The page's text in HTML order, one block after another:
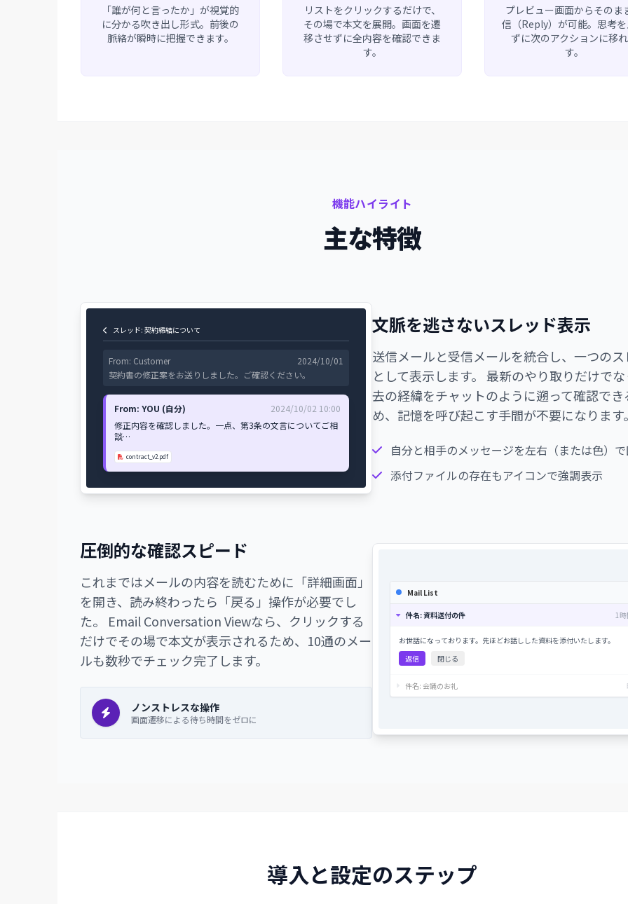
「誰が何と言ったか」が視覚的
に分かる吹き出し形式。前後の
脈絡が瞬時に把握できます。
リストをクリックするだけで、
その場で本文を展開。画面を遷
移させずに全内容を確認できま
す。
プレビュー画面からそのま
信（Reply）が可能。思考を
ずに次のアクションに移
す。
機能ハイライト
主な特徴
スレッド: 契約締結について
From: Customer
2024/10/01
契約書の修正案をお送りしました。ご確認ください。
From: YOU (自分)
2024/10/02 10:00
修正内容を確認しました。一点、第3条の文言についてご相
談…
contract_v2.pdf
文脈を逃さないスレッド表示
送信メールと受信メールを統合し、一つのス
として表示します。 最新のやり取りだけで
去の経緯をチャットのように遡って確認でき
め、記憶を呼び起こす手間が不要になります。
自分と相手のメッセージを左右（または色）
添付ファイルの存在もアイコンで強調表示
圧倒的な確認スピード
これまではメールの内容を読むために「詳細画面」
を開き、読み終わったら「戻る」操作が必要でし
た。 Email Conversation Viewなら、クリックする
だけでその場で本文が表示されるため、10通のメー
ルも数秒でチェック完了します。
ノンストレスな操作
画面遷移による待ち時間をゼロに
Mail List
件名: 資料送付の件 1
お世話になっております。先ほどお話しした資料を添付いたします。
返信
閉じる
件名: 会議のお礼
導入と設定のステップ